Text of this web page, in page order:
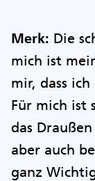
Merk: Die
mich ist
mir, dass
Für mich ist
das
aber auch
ganz